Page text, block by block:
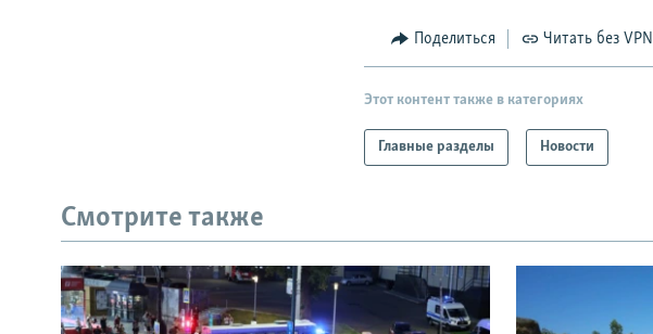
Поделиться Читать без VPN
Этот контент также в категориях
Главные разделы Новости
Смотрите также